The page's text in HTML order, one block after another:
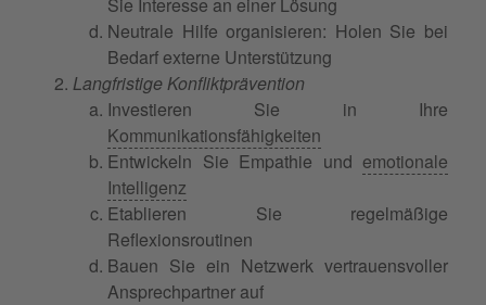
Neutrale Hilfe organisieren: Holen Sie bei
Bedarf externe Unterstützung
Langfristige Konfliktprävention
Investieren Sie in Ihre
Kommunikationsfähigkeiten
Entwickeln Sie Empathie und emotionale
Intelligenz
Etablieren Sie regelmäßige
Reflexionsroutinen
Bauen Sie ein Netzwerk vertrauensvoller
Ansprechpartner auf